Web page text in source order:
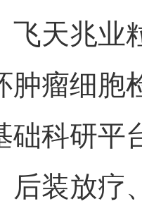
飞天兆业
肿瘤细胞
础科研平
后装放疗